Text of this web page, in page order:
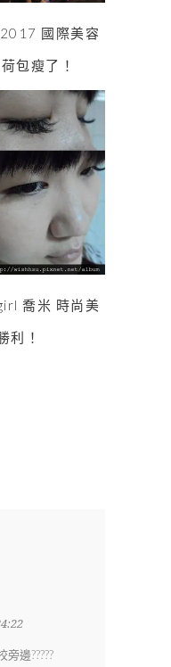
國際美容
包瘦了！
喬米 時尚美
利！
邊?????